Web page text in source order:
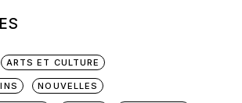
ARTS ET CULTURE
NOUVELLES